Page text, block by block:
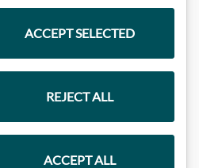
sortimentu
ACCEPT SELECTED
REJECT ALL
ACCEPT ALL